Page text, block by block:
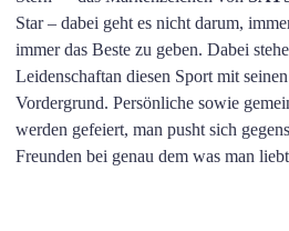
Star – dabei geht es nicht darum,
immer das Beste zu geben. Dabei
Leidenschaftan diesen Sport mit
Vordergrund. Persönliche sowie
werden gefeiert, man pusht sich
Freunden bei genau dem was man